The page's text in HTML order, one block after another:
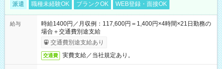
派遣 職種未経験OK ブランクOK WEB登録・面接OK
給与
時給1400円／月収例：117,600円＝1,400円×4時間×21日勤務の
場合＋交通費別途支給
交通費別途支給あり
交通費 実費支給／当社規定あり。